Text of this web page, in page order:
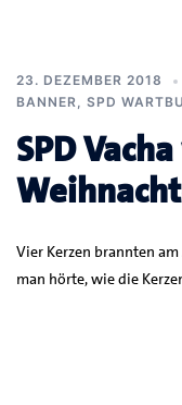
23. DEZEMBER 2018
BANNER
SPD
SPD
Vier Kerzen brannten
man hörte, wie die